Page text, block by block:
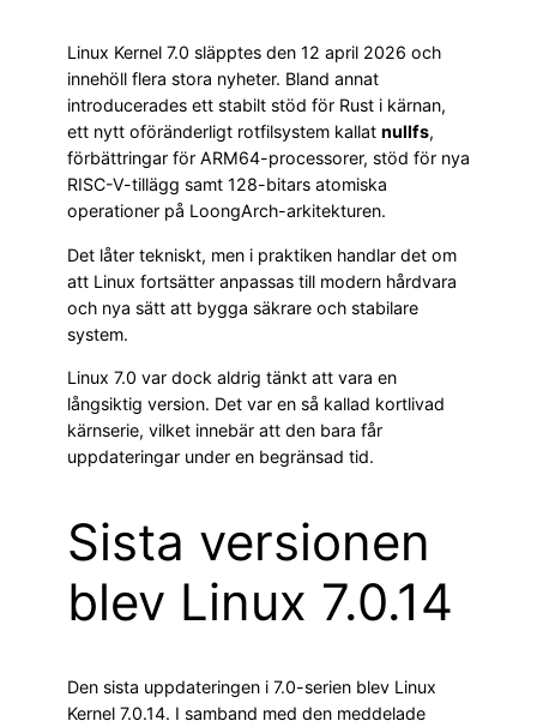
Linux Kernel 7.0 släpptes den 12 april 2026 och
innehöll flera stora nyheter. Bland annat
introducerades ett stabilt stöd för Rust i kärnan,
ett nytt oföränderligt rotfilsystem kallat nullfs,
förbättringar för ARM64-processorer, stöd för nya
RISC-V-tillägg samt 128-bitars atomiska
operationer på LoongArch-arkitekturen.
Det låter tekniskt, men i praktiken handlar det om
att Linux fortsätter anpassas till modern hårdvara
och nya sätt att bygga säkrare och stabilare
system.
Linux 7.0 var dock aldrig tänkt att vara en
långsiktig version. Det var en så kallad kortlivad
kärnserie, vilket innebär att den bara får
uppdateringar under en begränsad tid.
Sista versionen
blev Linux 7.0.14
Den sista uppdateringen i 7.0-serien blev Linux
Kernel 7.0.14. I samband med den meddelade